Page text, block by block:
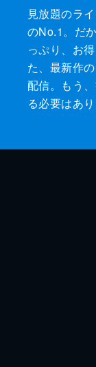
見放題のラ
のNo.1。だ
っぷり、お
た、最新作
配信。もう
る必要はあり